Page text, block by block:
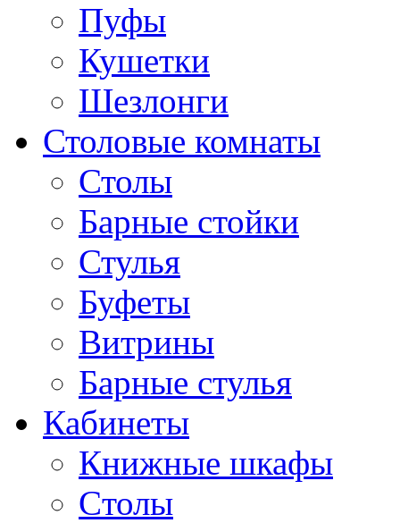
Пуфы
Кушетки
Шезлонги
Столовые комнаты
Столы
Барные стойки
Стулья
Буфеты
Витрины
Барные стулья
Кабинеты
Книжные шкафы
Cтолы